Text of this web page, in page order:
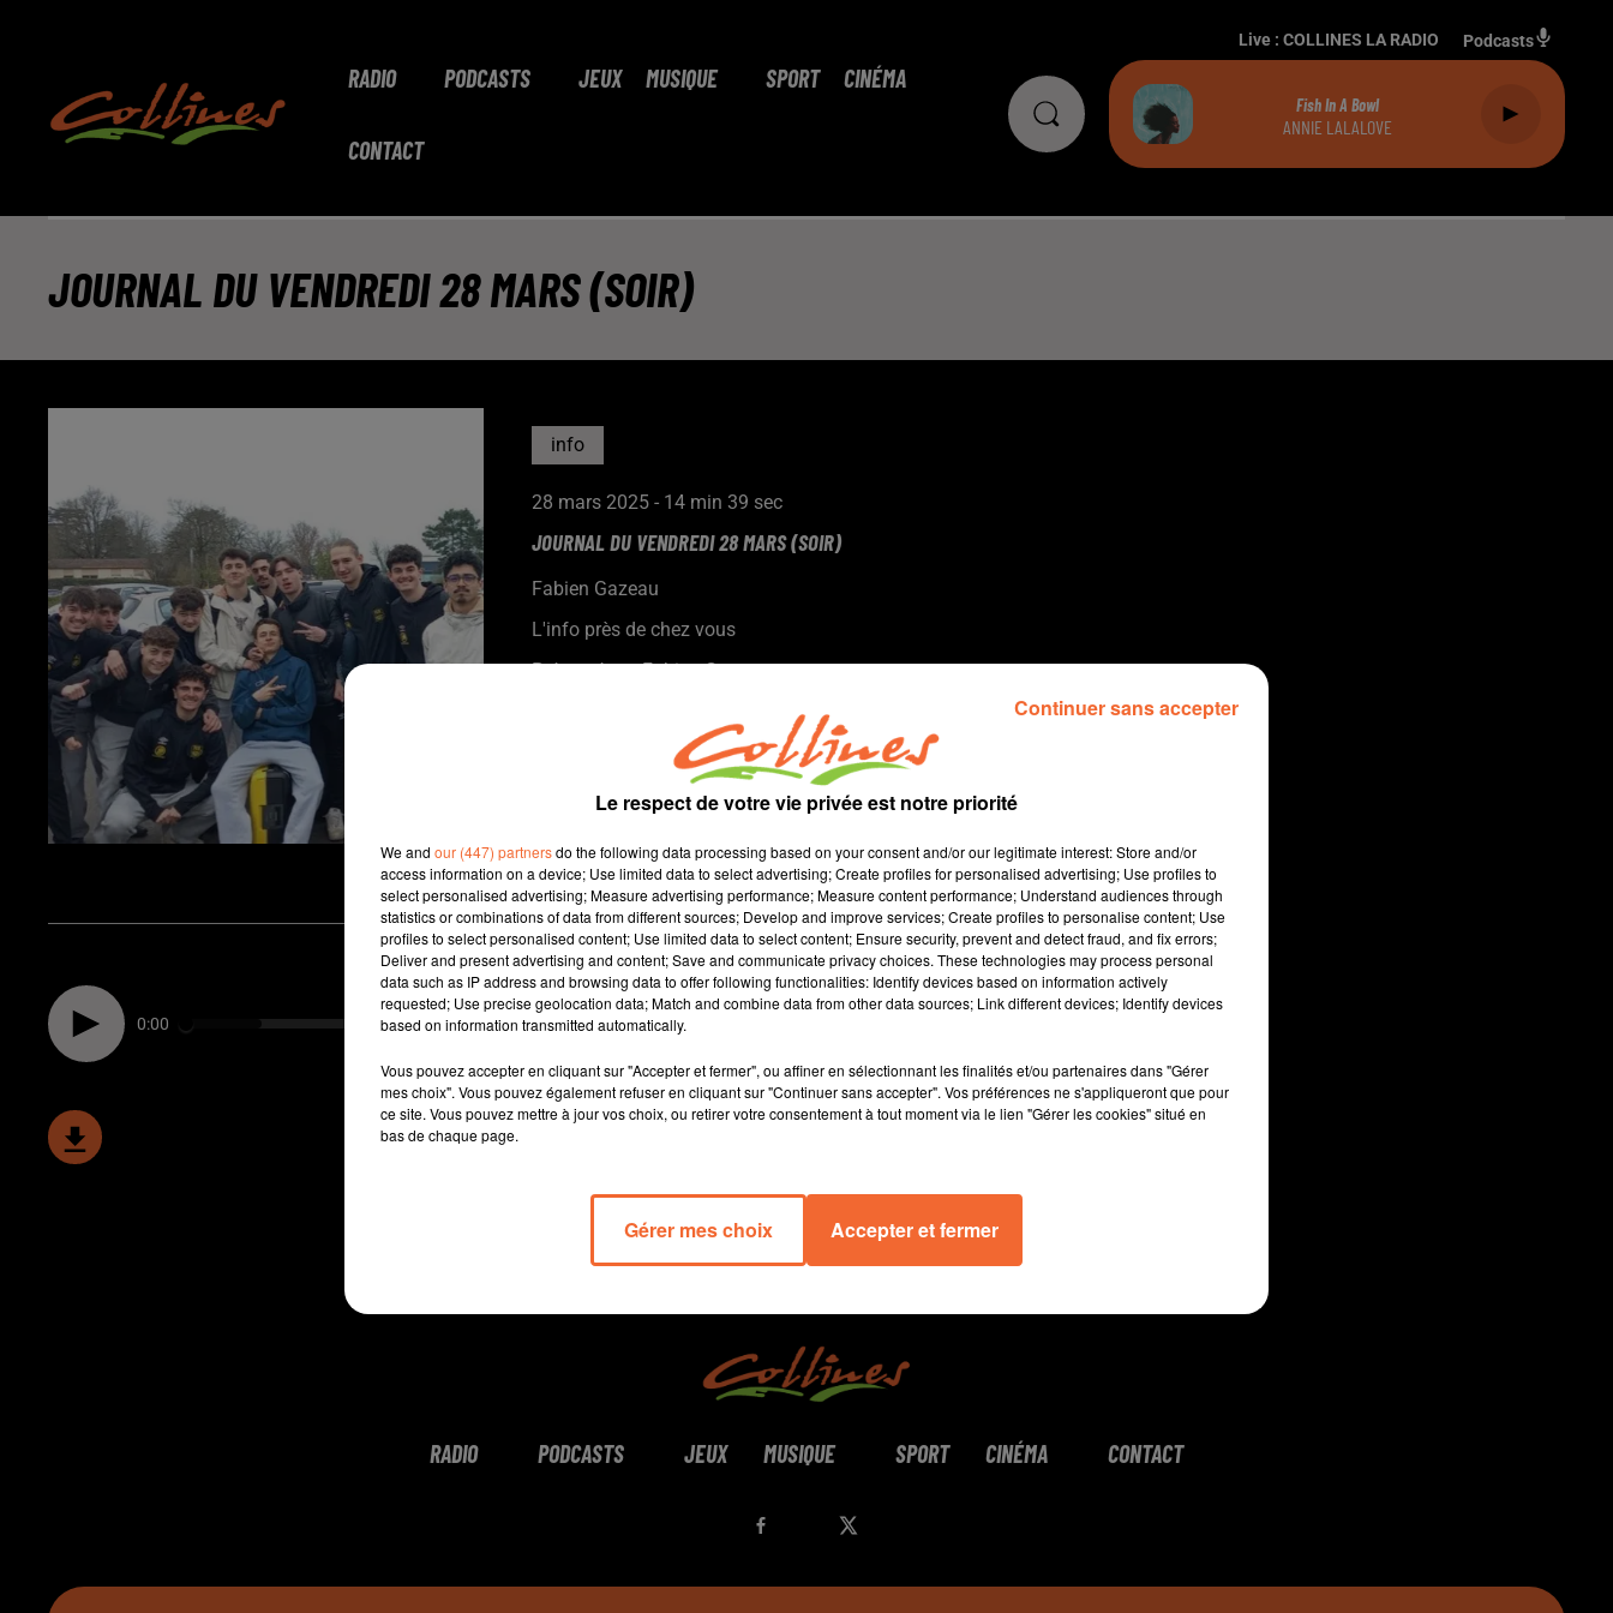
RADIO PODCASTS JEUX MUSIQUE SPORT CINÉMA
CONTACT
Live : COLLINES LA RADIO Podcasts
Fish In A Bowl
ANNIE LALALOVE
JOURNAL DU VENDREDI 28 MARS (SOIR)
info
28 mars 2025 - 14 min 39 sec
JOURNAL DU VENDREDI 28 MARS (SOIR)
Fabien Gazeau
L'info près de chez vous
Présenté par Fabien Gazeau
- 6 étrangers en situation irrégulière arrêtés en Deux-Sèvres
- Le Département annonce la fin du gel des subventions
- La construction du futur bâtiment culturel situé au cœur de
Thouars va prendre un an de retard
- L'équipe de foot de la cité scolaire Genevoix-Signoret est
devenue championne de France UNSS (photo)
- Le FC Bressuire reçoit Thouars demain pour le derby mais
surtout pour se rapprocher du maintien
- A partir du 7 avril, le stationnement et la circulation ne seront
plus les mêmes place Dupin à Bressuire...
0:00
RADIO PODCASTS JEUX MUSIQUE SPORT CINÉMA CONTACT
Le respect de votre vie privée est notre priorité
We and our (447) partnersdo the following data processing based on your consent and/or our legitimate interest: Store and/or
access information on a device; Use limited data to select advertising; Create profiles for personalised advertising; Use profiles to
select personalised advertising; Measure advertising performance; Measure content performance; Understand audiences through
statistics or combinations of data from different sources; Develop and improve services; Create profiles to personalise content; Use
profiles to select personalised content; Use limited data to select content; Ensure security, prevent and detect fraud, and fix errors;
Deliver and present advertising and content; Save and communicate privacy choices. These technologies may process personal
data such as IP address and browsing data to offer following functionalities: Identify devices based on information actively
requested; Use precise geolocation data; Match and combine data from other data sources; Link different devices; Identify devices
based on information transmitted automatically.
Vous pouvez accepter en cliquant sur "Accepter et fermer", ou affiner en sélectionnant les finalités et/ou partenaires dans "Gérer
mes choix". Vous pouvez également refuser en cliquant sur "Continuer sans accepter". Vos préférences ne s'appliqueront que pour
ce site. Vous pouvez mettre à jour vos choix, ou retirer votre consentement à tout moment via le lien "Gérer les cookies" situé en
bas de chaque page.
Gérer mes choix Accepter et fermer
Continuer sans accepter